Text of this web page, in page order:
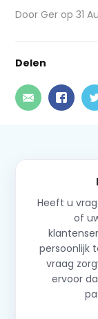
Door Ger op 31
Delen
Heeft u
of
persoonlijk
vraag
ervoor